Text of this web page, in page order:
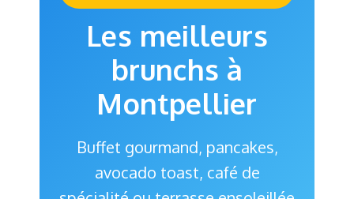
Les meilleurs
brunchs à
Montpellier
Buffet gourmand, pancakes,
avocado toast, café de